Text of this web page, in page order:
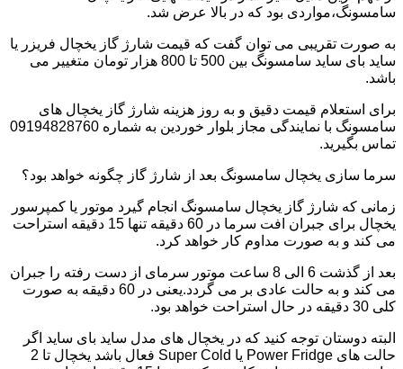
سامسونگ،مواردی بود که در بالا عرض شد.
به صورت تقریبی می توان گفت که قیمت شارژ گاز یخچال فریزر یا
ساید بای ساید سامسونگ بین 500 تا 800 هزار تومان متغییر می
باشد.
برای استعلام قیمت دقیق و به روز هزینه شارژ گاز یخچال های
سامسونگ با نمایندگی مجاز بلوار خوردین به شماره 09194828760
تماس بگیرید.
سرما سازی یخچال سامسونگ بعد از شارژ گاز چگونه خواهد بود؟
زمانی که شارژ گاز یخچال سامسونگ انجام گیرد موتور یا کمپرسور
یخچال برای جبران افت سرما در 60 دقیقه تنها 15 دقیقه استراحت
می کند و به صورت مداوم کار خواهد کرد.
بعد از گذشت 6 الی 8 ساعت موتور سرمای از دست رفته را جبران
می کند و به حالت عادی بر می گردد.یعنی در 60 دقیقه به صورت
کلی 30 دقیقه در حال استراحت خواهد بود.
البته دوستان توجه کنید که در یخچال های مدل ساید بای ساید اگر
حالت های Power Fridge یا Super Cold فعال باشد یخچال تا 2